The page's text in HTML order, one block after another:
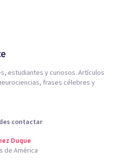
estudiantes y curiosos. Artículos
frases célebres y
contactar
Duque
de América